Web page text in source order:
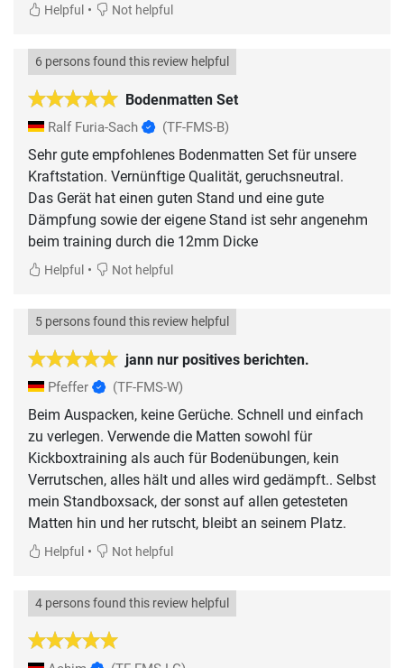
Helpful • Not helpful
Bodenmatten Set
6 persons found this review helpful
Ralf Furia-Sach (TF-FMS-B)
Sehr gute empfohlenes Bodenmatten Set für unsere
Kraftstation. Vernünftige Qualität, geruchsneutral.
Das Gerät hat einen guten Stand und eine gute
Dämpfung sowie der eigene Stand ist sehr angenehm
beim training durch die 12mm Dicke
Helpful • Not helpful
jann nur positives berichten.
5 persons found this review helpful
Pfeffer (TF-FMS-W)
Beim Auspacken, keine Gerüche. Schnell und einfach
zu verlegen. Verwende die Matten sowohl für
Kickboxtraining als auch für Bodenübungen, kein
Verrutschen, alles hält und alles wird gedämpft.. Selbst
mein Standboxsack, der sonst auf allen getesteten
Matten hin und her rutscht, bleibt an seinem Platz.
Helpful • Not helpful
4 persons found this review helpful